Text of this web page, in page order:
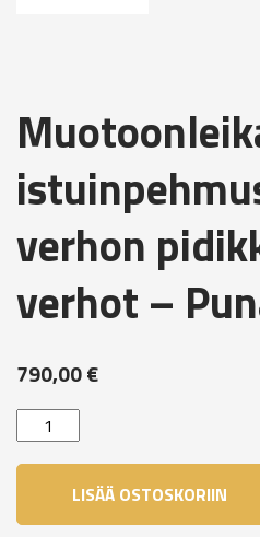
verhon
verhot –
790,00€
Muotoonleikatut
istuinpehmusteet,
verhon
pidikkeet
&
LISÄÄ OSTOSKORIIN